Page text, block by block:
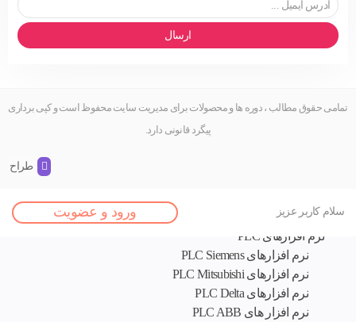
ارسال
تمامی حقوق مطالب ، دوره ها و محصولات برای مدیریت سایت محفوظ است و کپی برداری
پیگرد قانونی دارد.
طراح
سلام کاربر عزیز ورود و عضویت
نرم افزار های تخصصی
نرم افزارهای PLC
نرم افزارهای PLC Siemens
نرم افزارهای PLC Mitsubishi
نرم‌ افزارهای PLC Delta
نرم افزار های PLC ABB